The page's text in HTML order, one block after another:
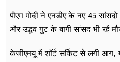
पीएम मोदी ने एनडीए के नए 45
और उद्धव गुट के बागी सांसद भी रहें
केजीएमयू में शॉर्ट सर्किट से लगी आग,